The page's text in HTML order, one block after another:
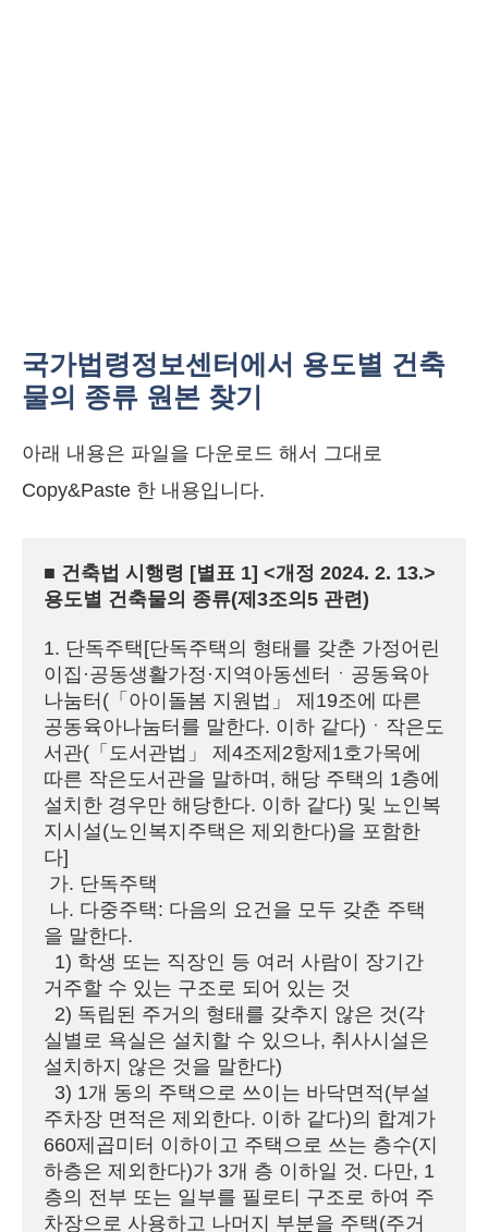
국가법령정보센터에서 용도별 건축
물의 종류 원본 찾기
아래 내용은 파일을 다운로드 해서 그대로
Copy&Paste 한 내용입니다.
■ 건축법 시행령 [별표 1] <개정 2024. 2. 13.>
용도별 건축물의 종류(제3조의5 관련)